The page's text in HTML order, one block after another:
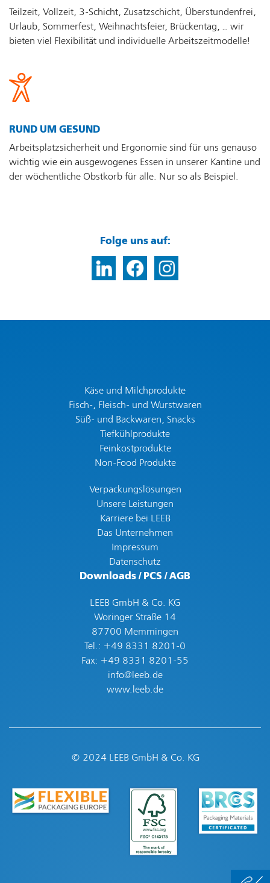
Teilzeit, Vollzeit, 3-Schicht, Zusatzschicht, Überstundenfrei,
Urlaub, Sommerfest, Weihnachtsfeier, Brückentag, … wir
bieten viel Flexibilität und individuelle Arbeitszeitmodelle!
RUND UM GESUND
Arbeitsplatzsicherheit und Ergonomie sind für uns genauso
wichtig wie ein ausgewogenes Essen in unserer Kantine und
der wöchentliche Obstkorb für alle. Nur so als Beispiel.
Folge uns auf:
Käse und Milch­produkte
Fisch-, Fleisch- und Wurstwaren
Süß- und Backwaren, Snacks
Tiefkühl­produkte
Feinkost­produkte
Non-Food Produkte
Verpackungslösungen
Unsere Leistungen
Karriere bei LEEB
Das Unternehmen
Impressum
Datenschutz
Downloads / PCS / AGB
LEEB GmbH & Co. KG
Woringer Straße 14
87700 Memmingen
Tel.: +49 8331 8201-0
Fax: +49 8331 8201-55
info@leeb.de
www.leeb.de
© 2024 LEEB GmbH & Co. KG